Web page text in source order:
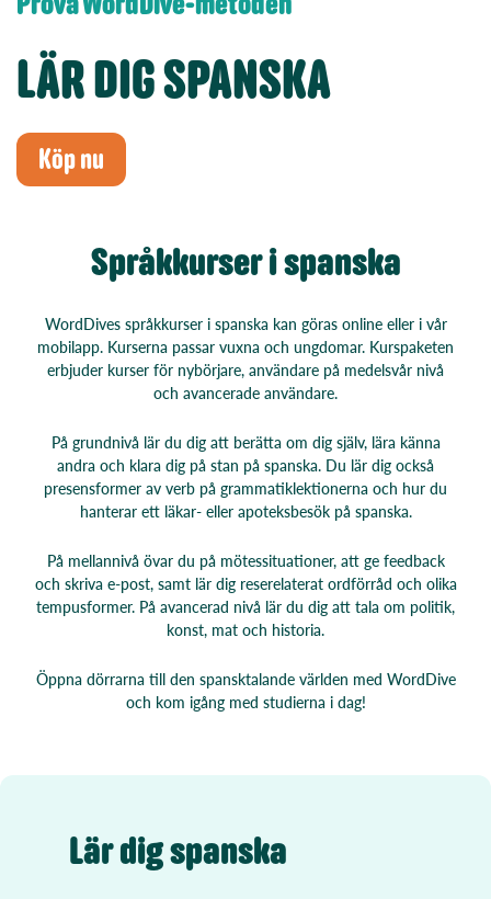
LÄR DIG SPANSKA
Köp nu
Språkkurser i spanska
WordDives språkkurser i spanska kan göras online eller i vår
mobilapp. Kurserna passar vuxna och ungdomar. Kurspaketen
erbjuder kurser för nybörjare, användare på medelsvår nivå
och avancerade användare.
På grundnivå lär du dig att berätta om dig själv, lära känna
andra och klara dig på stan på spanska. Du lär dig också
presensformer av verb på grammatiklektionerna och hur du
hanterar ett läkar- eller apoteksbesök på spanska.
På mellannivå övar du på mötessituationer, att ge feedback
och skriva e-post, samt lär dig reserelaterat ordförråd och olika
tempusformer. På avancerad nivå lär du dig att tala om politik,
konst, mat och historia.
Öppna dörrarna till den spansktalande världen med WordDive
och kom igång med studierna i dag!
Lär dig spanska